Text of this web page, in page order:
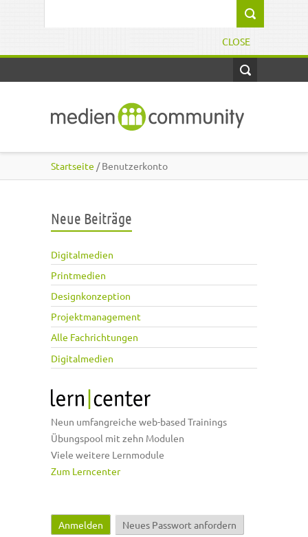
CLOSE
Startseite / Benutzerkonto
Neue Beiträge
Digitalmedien
Printmedien
Designkonzeption
Projektmanagement
Alle Fachrichtungen
Digitalmedien
Neun umfangreiche web-based Trainings
Übungspool mit zehn Modulen
Viele weitere Lernmodule
Zum Lerncenter
Anmelden (aktiver Reiter)
Neues Passwort anfordern